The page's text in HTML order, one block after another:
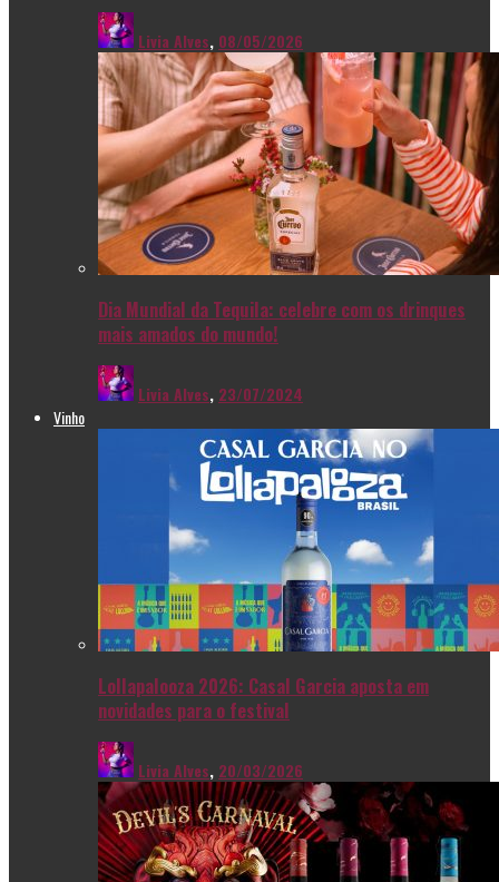
Livia Alves, 08/05/2026
Dia Mundial da Tequila: celebre com os drinques
mais amados do mundo!
Livia Alves, 23/07/2024
Vinho
Lollapalooza 2026: Casal Garcia aposta em
novidades para o festival
Livia Alves, 20/03/2026